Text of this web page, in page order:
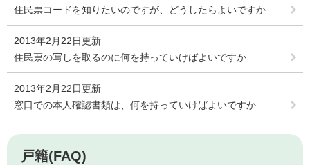
住民票コードを知りたいのですが、どうしたらよいですか
2013年2月22日更新
住民票の写しを取るのに何を持っていけばよいですか
2013年2月22日更新
窓口での本人確認書類は、何を持っていけばよいですか
戸籍(FAQ)